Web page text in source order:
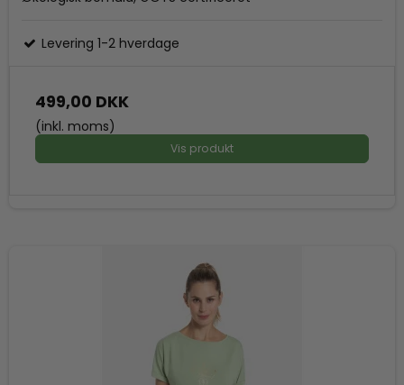
Levering 1-2 hverdage
499,00 DKK
(inkl. moms)
Vis produkt